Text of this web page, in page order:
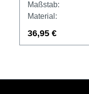
Maßstab:
Material:
36,95 €